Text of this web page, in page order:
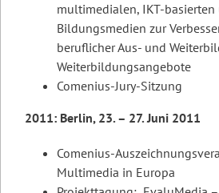
multimedialen, IKT-
Bildungsmedien zur
beruflicher Aus- und
Weiterbildungsangebote
Comenius-Jury-Sitzung
2011: Berlin, 23. – 27. Juni 2011
Comenius-
Multimedia in Europa